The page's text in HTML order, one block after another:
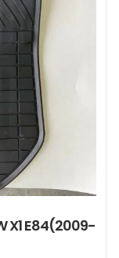
X1 E84(2009-